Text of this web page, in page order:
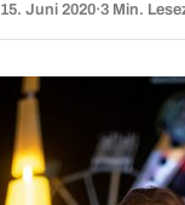
15. Juni 2020·3 Min.